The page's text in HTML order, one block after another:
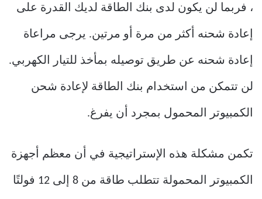
، فربما لن يكون لدى بنك الطاقة لديك القدرة على
إعادة شحنه أكثر من مرة أو مرتين. يرجى مراعاة
إعادة شحنه عن طريق توصيله بمأخذ للتيار الكهربي.
لن تتمكن من استخدام بنك الطاقة لإعادة شحن
الكمبيوتر المحمول بمجرد أن يفرغ.
تكمن مشكلة هذه الإستراتيجية في أن معظم أجهزة
الكمبيوتر المحمولة تتطلب طاقة من 8 إلى 12 فولتًا